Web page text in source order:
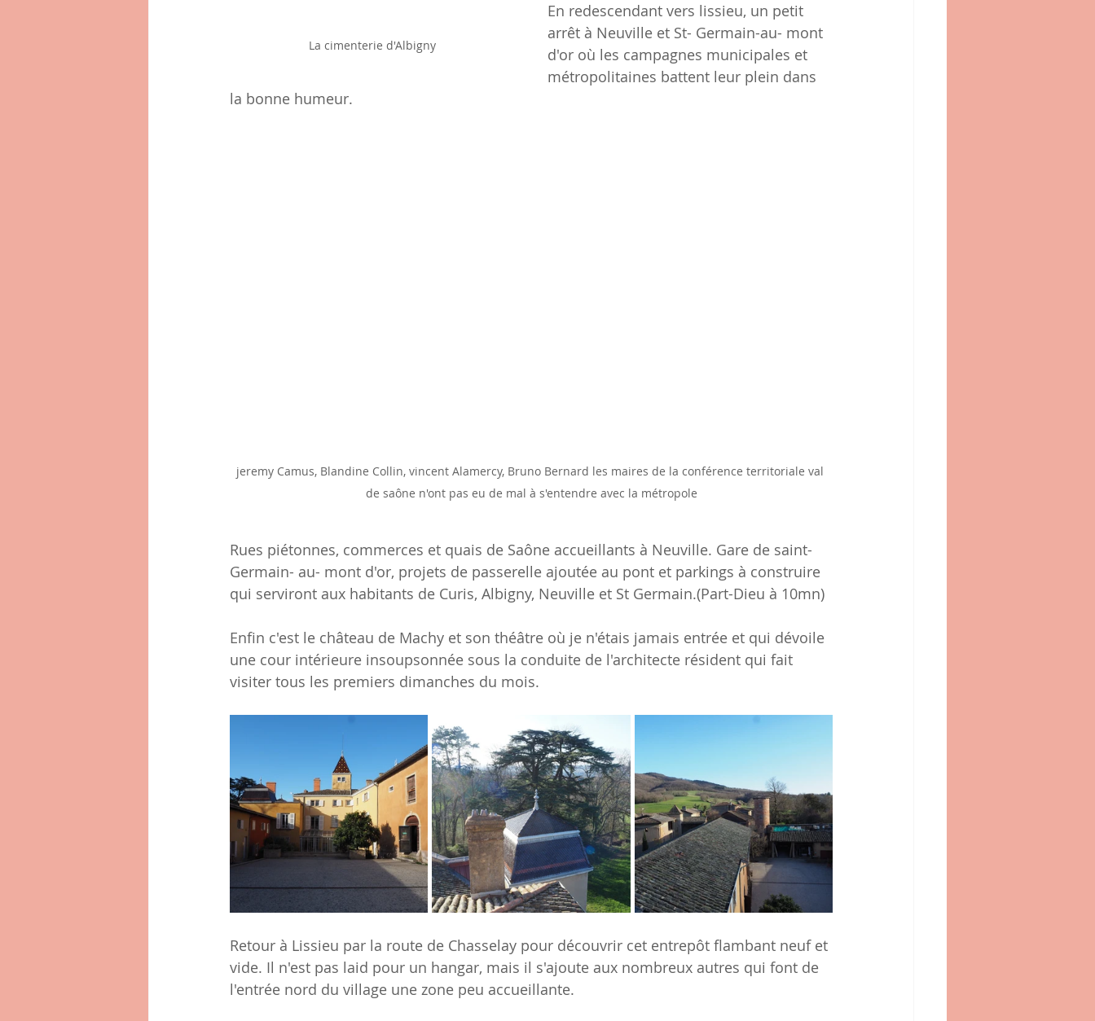
La cimenterie d'Albigny
En redescendant vers lissieu, un petit
arrêt à Neuville et St- Germain-au- mont
d'or où les campagnes municipales et
métropolitaines battent leur plein dans
la bonne humeur.
jeremy Camus, Blandine Collin, vincent Alamercy, Bruno Bernard les maires de la conférence territoriale val
de saône n'ont pas eu de mal à s'entendre avec la métropole
Rues piétonnes, commerces et quais de Saône accueillants à Neuville. Gare de saint-
Germain- au- mont d'or, projets de passerelle ajoutée au pont et parkings à construire
qui serviront aux habitants de Curis, Albigny, Neuville et St Germain.(Part-Dieu à 10mn)
Enfin c'est le château de Machy et son théâtre où je n'étais jamais entrée et qui dévoile
une cour intérieure insoupsonnée sous la conduite de l'architecte résident qui fait
visiter tous les premiers dimanches du mois.
Retour à Lissieu par la route de Chasselay pour découvrir cet entrepôt flambant neuf et
vide. Il n'est pas laid pour un hangar, mais il s'ajoute aux nombreux autres qui font de
l'entrée nord du village une zone peu accueillante.